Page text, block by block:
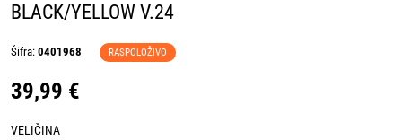
BLACK/YELLOW V.24
Šifra: 0401968 RASPOLOŽIVO
39,99 €
VELIČINA